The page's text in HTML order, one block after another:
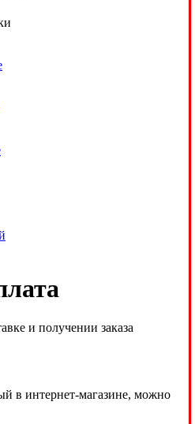
и получении заказа
в интернет-магазине, можно